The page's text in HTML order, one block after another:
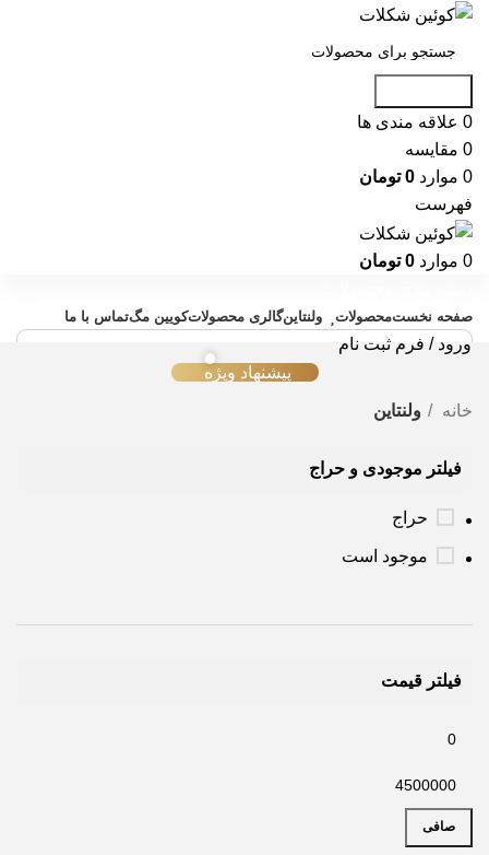
0 علاقه مندی ها
0 مقایسه
0 موارد 0 تومان
فهرست
0 موارد 0 تومان
صفحه نخستمحصولات ولنتاینگالری محصولاتکویین مگتماس با ما
ورود / فرم ثبت نام
پیشنهاد ویژه
خانه ولنتاین
فیلتر موجودی و حراج
حراج
موجود است
فیلتر قیمت
صافی